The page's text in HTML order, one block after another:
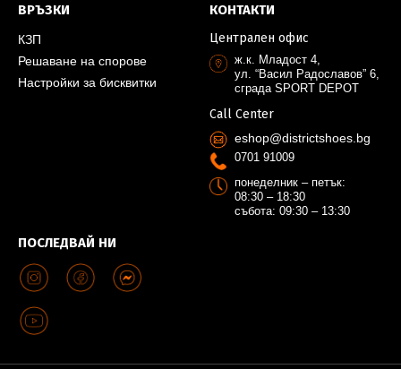
ВРЪЗКИ
КЗП
Решаване на спорове
Настройки за бисквитки
ПОСЛЕДВАЙ НИ
КОНТАКТИ
Централен офис
ж.к. Младост 4,
ул. “Васил Радославов” 6,
сграда SPORT DEPOT
Call Center
eshop@districtshoes.bg
0701 91009
понеделник – петък:
08:30 – 18:30
събота: 09:30 – 13:30